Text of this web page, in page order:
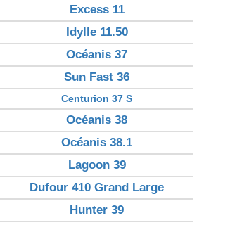
Excess 11
Idylle 11.50
Océanis 37
Sun Fast 36
Centurion 37 S
Océanis 38
Océanis 38.1
Lagoon 39
Dufour 410 Grand Large
Hunter 39